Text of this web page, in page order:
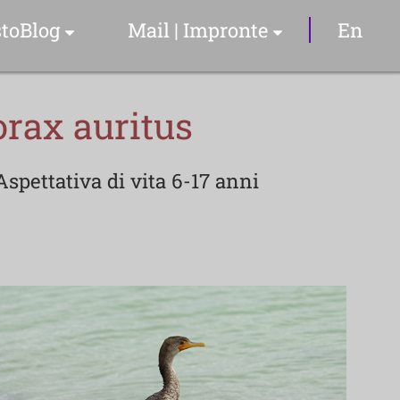
Articoli & Info
Il Sommelier
YouTube Video
Mail | Impronte En
auritus
di vita 6-17 anni